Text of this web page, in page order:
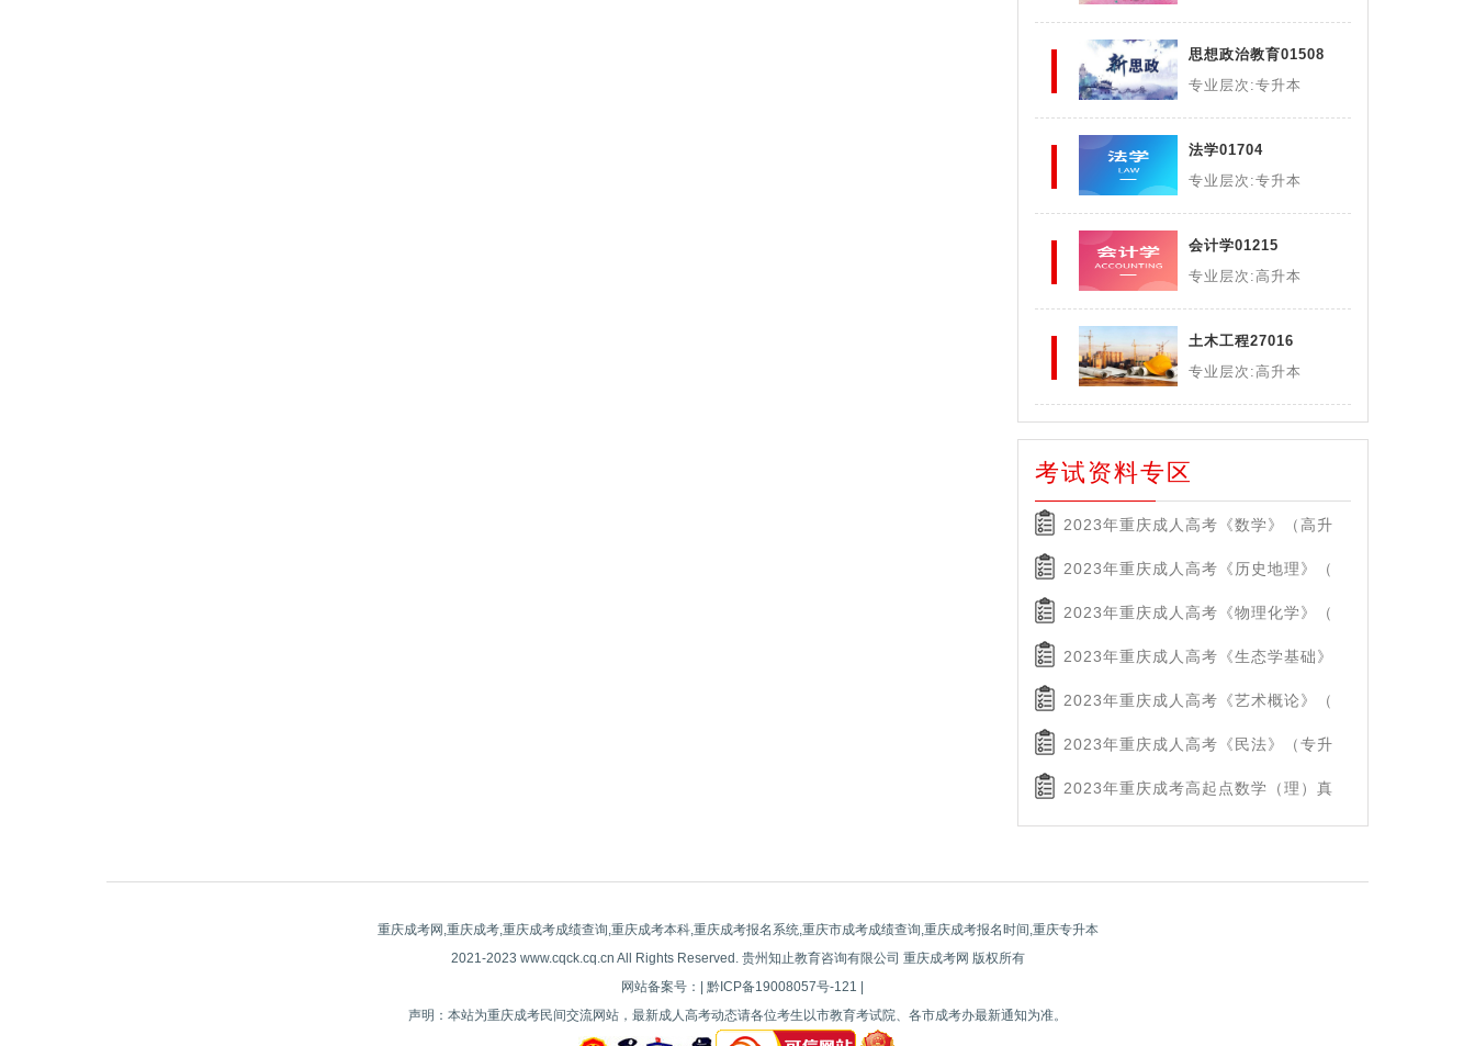
思想政治教育01508
专业层次:专升本
法学01704
专业层次:专升本
会计学01215
专业层次:高升本
土木工程27016
专业层次:高升本
考试资料专区
2023年重庆成人高考《数学》（高升
2023年重庆成人高考《历史地理》（
2023年重庆成人高考《物理化学》（
2023年重庆成人高考《生态学基础》
2023年重庆成人高考《艺术概论》（
2023年重庆成人高考《民法》（专升
2023年重庆成考高起点数学（理）真
重庆成考网,重庆成考,重庆成考成绩查询,重庆成考本科,重庆成考报名系统,重庆市成考成绩查询,重庆成考报名时间,重庆专升本
2021-2023 www.cqck.cq.cn All Rights Reserved. 贵州知止教育咨询有限公司 重庆成考网 版权所有
网站备案号：| 黔ICP备19008057号-121 |
声明：本站为重庆成考民间交流网站，最新成人高考动态请各位考生以市教育考试院、各市成考办最新通知为准。